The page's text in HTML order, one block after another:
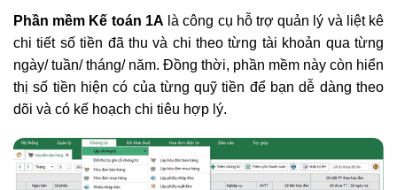
Phần mềm Kế toán 1A là công cụ hỗ trợ quản lý và liệt kê
chi tiết số tiền đã thu và chi theo từng tài khoản qua từng
ngày/ tuần/ tháng/ năm. Đồng thời, phần mềm này còn hiển
thị số tiền hiện có của từng quỹ tiền để bạn dễ dàng theo
dõi và có kế hoạch chi tiêu hợp lý.